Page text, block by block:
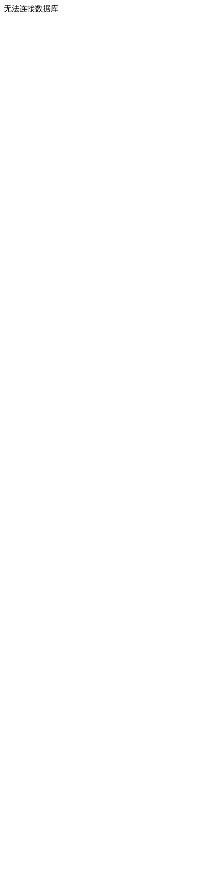
无法连接数据库